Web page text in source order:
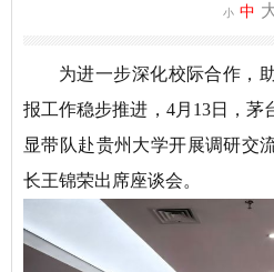
小 中
为进一步深化校际合作，
报工作稳步推进 ， 4月13日，茅
显带队赴贵州大学开展调研交
长王锦荣出席座谈会。